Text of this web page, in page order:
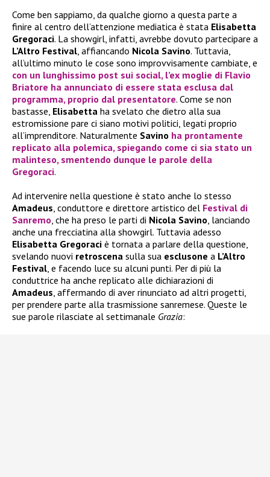
Come ben sappiamo, da qualche giorno a questa parte a
finire al centro dell’attenzione mediatica è stata Elisabetta
Gregoraci. La showgirl, infatti, avrebbe dovuto partecipare a
L’Altro Festival, affiancando Nicola Savino. Tuttavia,
all’ultimo minuto le cose sono improvvisamente cambiate, e
con un lunghissimo post sui social, l’ex moglie di Flavio
Briatore ha annunciato di essere stata esclusa dal
programma, proprio dal presentatore. Come se non
bastasse, Elisabetta ha svelato che dietro alla sua
estromissione pare ci siano motivi politici, legati proprio
all’imprenditore. Naturalmente Savino ha prontamente
replicato alla polemica, spiegando come ci sia stato un
malinteso, smentendo dunque le parole della
Gregoraci.
Ad intervenire nella questione è stato anche lo stesso
Amadeus, conduttore e direttore artistico del Festival di
Sanremo, che ha preso le parti di Nicola Savino, lanciando
anche una frecciatina alla showgirl. Tuttavia adesso
Elisabetta Gregoraci è tornata a parlare della questione,
svelando nuovi retroscena sulla sua esclusone a L’Altro
Festival, e facendo luce su alcuni punti. Per di più la
conduttrice ha anche replicato alle dichiarazioni di
Amadeus, affermando di aver rinunciato ad altri progetti,
per prendere parte alla trasmissione sanremese. Queste le
sue parole rilasciate al settimanale Grazia: